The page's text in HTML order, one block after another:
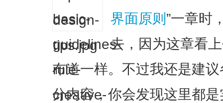
界面原则 ”一章时
去，因为这章看
布道一样。不过我还是建
分内容，你会发现这里都